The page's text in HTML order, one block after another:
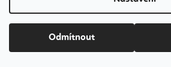
Odmítnout